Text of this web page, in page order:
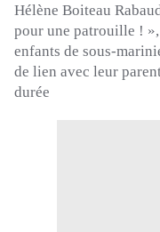
Hélène Boiteau
pour une patrouille ! »,
enfants de sous-
de lien avec leur
durée